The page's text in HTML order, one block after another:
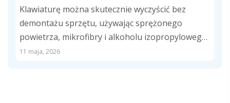
Klawiaturę można skutecznie wyczyścić bez
demontażu sprzętu, używając sprężonego
powietrza, mikrofibry i alkoholu izopropylowego.
Regularne usuwanie kurzu, tłustych śladów i...
11 maja, 2026